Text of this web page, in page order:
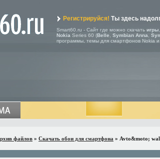
Регистрируйся! Ты здесь
Smart60.ru - Сайт где можно скачать игры
Nokia Series 60 (Belle Symbian Anna
программы, темы для смартфонов Nokia и
файлов » Скачать обои для смартфона » Avto&moto;